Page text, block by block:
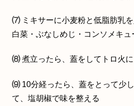
⑺ミキサーに小麦粉と低脂肪乳
白菜・ぶなしめじ・コンソメキ
⑻煮立ったら、蓋をしてトロ火
⑼10分経ったら、蓋をとって少
て、塩胡椒で味を整える